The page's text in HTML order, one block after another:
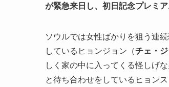
が緊急来日し、初日記念プレミ
ソウルでは女性ばかりを狙う連
しているヒョンジョン（チェ・
しく家の中に入ってくる怪しげ
と待ち合わせをしているヒョン